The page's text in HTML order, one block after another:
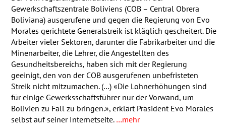
Gewerkschaftszentrale Boliviens (COB– Central Obrera
Boliviana) ausgerufene und gegen die Regierung von Evo
Morales gerichtete Generalstreik ist kläglich gescheitert. Die
Arbeiter vieler Sektoren, darunter die Fabrikarbeiter und die
Minenarbeiter, die Lehrer, die Angestellten des
Gesundheitsbereichs, haben sich mit der Regierung
geeinigt, den von der COBausgerufenen unbefristeten
Streik nicht mitzumachen. (…) «Die Lohnerhöhungen sind
für einige Gewerksschaftsführer nur der Vorwand, um
Bolivien zu Fall zu bringen.», erklärt Präsident Evo Morales
selbst auf seiner Internetseite. …mehr